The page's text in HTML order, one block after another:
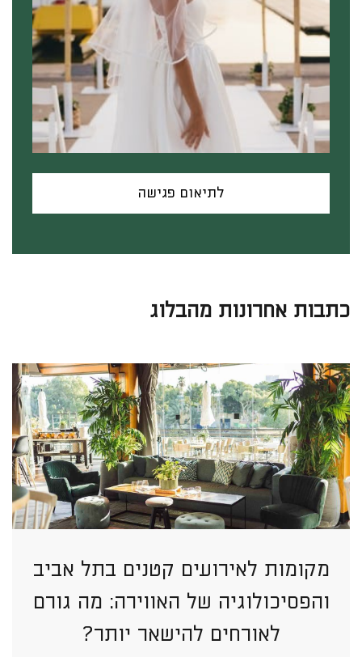
לתיאום פגישה
כתבות אחרונות מהבלוג
מקומות לאירועים קטנים בתל אביב
והפסיכולוגיה של האווירה: מה גורם
לאורחים להישאר יותר?